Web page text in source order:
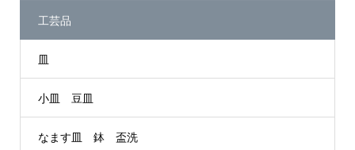
工芸品
皿
小皿 豆皿
なます皿 鉢 盃洗